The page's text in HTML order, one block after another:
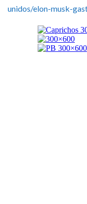
unidos/elon-musk-